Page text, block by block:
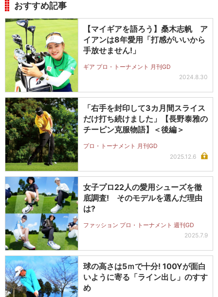
おすすめ記事
【マイギアを語ろう】桑木志帆 ア
イアンは8年愛用「打感がいいから
手放せません!」
ギア プロ・トーナメント 月刊GD
2024.8.30
「右手を封印して3カ月間スライス
だけ打ち続けました」【長野泰雅の
チーピン克服物語】＜後編＞
プロ・トーナメント 月刊GD
2025.12.6
女子プロ22人の愛用シューズを徹
底調査! そのモデルを選んだ理由
は?
ファッション プロ・トーナメント 週刊GD
2025.7.9
球の高さは5ｍで十分! 100Yが面白
いように寄る「ライン出し」のすす
め